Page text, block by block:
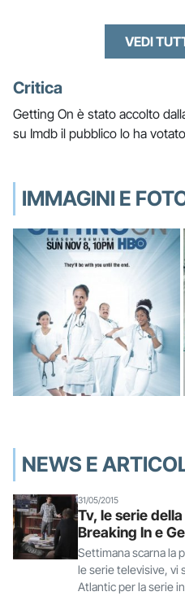
VEDI
Critica
Getting On è stato accolto
su Imdb il pubblico lo ha
IMMAGINI E
NEWS E
31/05/2015
Tv, le serie
Breaking In e
Settimana scarna la
le serie televisive, vi
Atlantic per la serie